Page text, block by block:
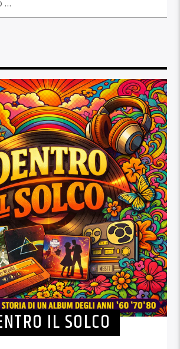
IL SOLCO